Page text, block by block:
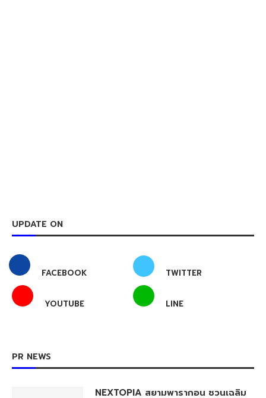
UPDATE ON
FACEBOOK TWITTER
YOUTUBE LINE
PR NEWS
NEXTOPIA สยามพารากอน ชวนเฉลิม